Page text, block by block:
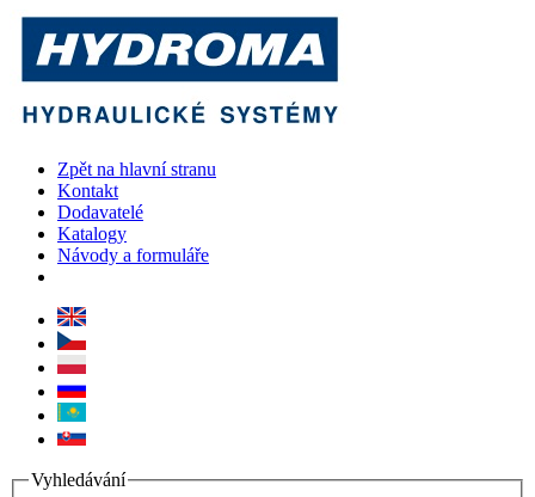
Zpět na hlavní stranu
Kontakt
Dodavatelé
Katalogy
Návody a formuláře
Vyhledávání